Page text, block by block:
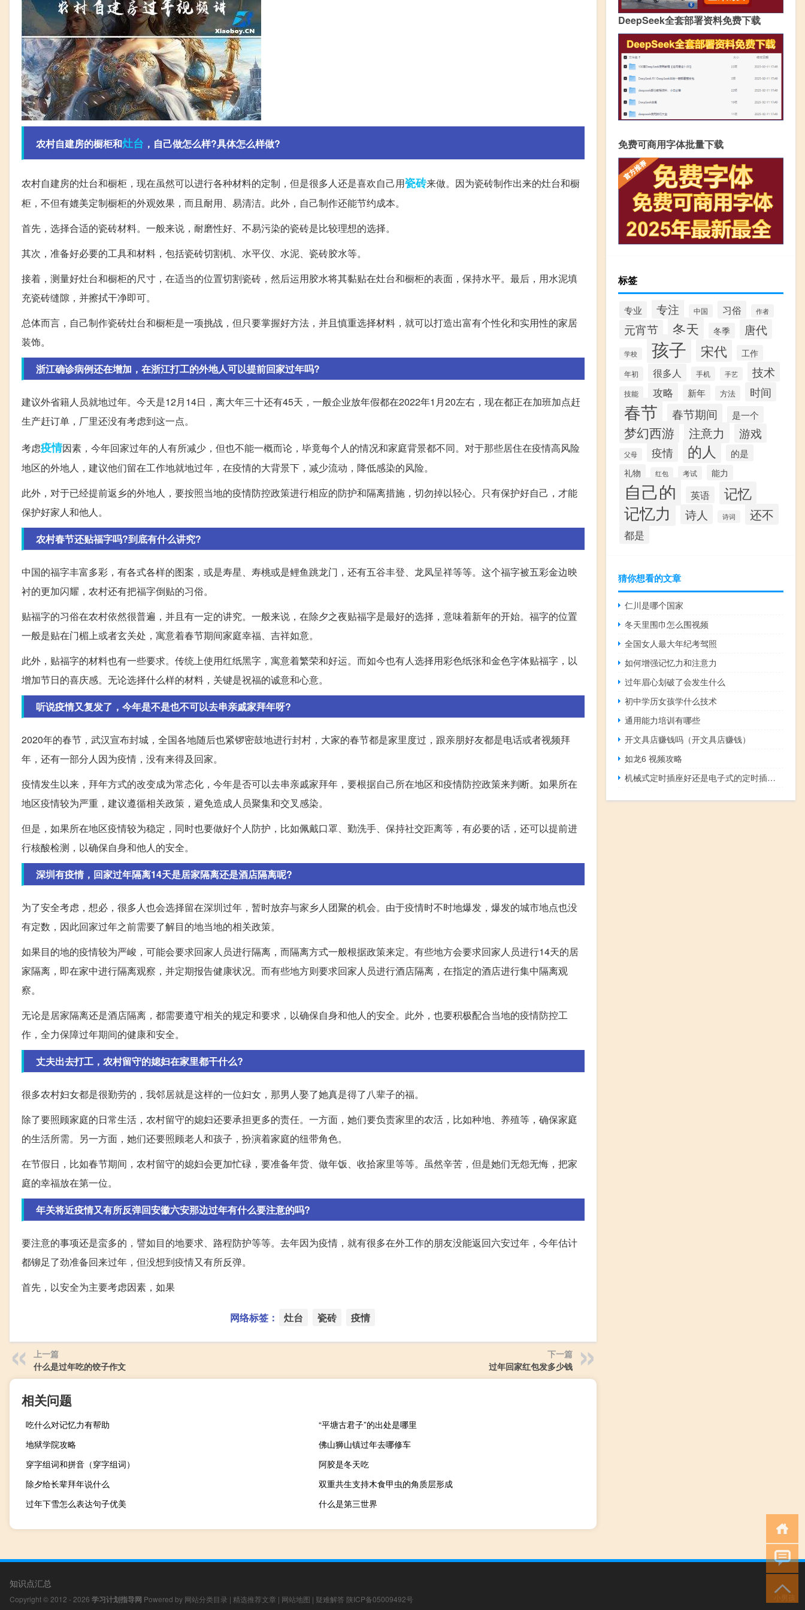
农村自建房的橱柜和灶台 ，自己做怎么样?具体怎么样做?
农村自建房的灶台和橱柜，现在虽然可以进行各种材料的定制，但是很多人还是喜欢自己用瓷砖来做。因为瓷砖制作出来的灶台和橱
柜，不但有媲美定制橱柜的外观效果，而且耐用、易清洁。此外，自己制作还能节约成本。
首先，选择合适的瓷砖材料。一般来说，耐磨性好、不易污染的瓷砖是比较理想的选择。
其次，准备好必要的工具和材料，包括瓷砖切割机、水平仪、水泥、瓷砖胶水等。
接着，测量好灶台和橱柜的尺寸，在适当的位置切割瓷砖，然后运用胶水将其黏贴在灶台和橱柜的表面，保持水平。最后，用水泥填
充瓷砖缝隙，并擦拭干净即可。
总体而言，自己制作瓷砖灶台和橱柜是一项挑战，但只要掌握好方法，并且慎重选择材料，就可以打造出富有个性化和实用性的家居
装饰。
浙江确诊病例还在增加，在浙江打工的外地人可以提前回家过年吗?
建议外省籍人员就地过年。今天是12月14日，离大年三十还有45天，一般企业放年假都在2022年1月20左右，现在都正在加班加点赶
生产赶订单，厂里还没有考虑到这一点。
考虑疫情因素，今年回家过年的人有所减少，但也不能一概而论，毕竟每个人的情况和家庭背景都不同。对于那些居住在疫情高风险
地区的外地人，建议他们留在工作地就地过年，在疫情的大背景下，减少流动，降低感染的风险。
此外，对于已经提前返乡的外地人，要按照当地的疫情防控政策进行相应的防护和隔离措施，切勿掉以轻心。只有保护好自己，才能
保护好家人和他人。
农村春节还贴福字吗?到底有什么讲究?
中国的福字丰富多彩，有各式各样的图案，或是寿星、寿桃或是鲤鱼跳龙门，还有五谷丰登、龙凤呈祥等等。这个福字被五彩金边映
衬的更加闪耀，农村还有把福字倒贴的习俗。
贴福字的习俗在农村依然很普遍，并且有一定的讲究。一般来说，在除夕之夜贴福字是最好的选择，意味着新年的开始。福字的位置
一般是贴在门楣上或者玄关处，寓意着春节期间家庭幸福、吉祥如意。
此外，贴福字的材料也有一些要求。传统上使用红纸黑字，寓意着繁荣和好运。而如今也有人选择用彩色纸张和金色字体贴福字，以
增加节日的喜庆感。无论选择什么样的材料，关键是祝福的诚意和心意。
听说疫情又复发了，今年是不是也不可以去串亲戚家拜年呀?
2020年的春节，武汉宣布封城，全国各地随后也紧锣密鼓地进行封村，大家的春节都是家里度过，跟亲朋好友都是电话或者视频拜
年，还有一部分人因为疫情，没有来得及回家。
疫情发生以来，拜年方式的改变成为常态化，今年是否可以去串亲戚家拜年，要根据自己所在地区和疫情防控政策来判断。如果所在
地区疫情较为严重，建议遵循相关政策，避免造成人员聚集和交叉感染。
但是，如果所在地区疫情较为稳定，同时也要做好个人防护，比如佩戴口罩、勤洗手、保持社交距离等，有必要的话，还可以提前进
行核酸检测，以确保自身和他人的安全。
深圳有疫情，回家过年隔离14天是居家隔离还是酒店隔离呢?
为了安全考虑，想必，很多人也会选择留在深圳过年，暂时放弃与家乡人团聚的机会。由于疫情时不时地爆发，爆发的城市地点也没
有定数，因此回家过年之前需要了解目的地当地的相关政策。
如果目的地的疫情较为严峻，可能会要求回家人员进行隔离，而隔离方式一般根据政策来定。有些地方会要求回家人员进行14天的居
家隔离，即在家中进行隔离观察，并定期报告健康状况。而有些地方则要求回家人员进行酒店隔离，在指定的酒店进行集中隔离观
察。
无论是居家隔离还是酒店隔离，都需要遵守相关的规定和要求，以确保自身和他人的安全。此外，也要积极配合当地的疫情防控工
作，全力保障过年期间的健康和安全。
丈夫出去打工，农村留守的媳妇在家里都干什么?
很多农村妇女都是很勤劳的，我邻居就是这样的一位妇女，那男人娶了她真是得了八辈子的福。
除了要照顾家庭的日常生活，农村留守的媳妇还要承担更多的责任。一方面，她们要负责家里的农活，比如种地、养殖等，确保家庭
的生活所需。另一方面，她们还要照顾老人和孩子，扮演着家庭的纽带角色。
在节假日，比如春节期间，农村留守的媳妇会更加忙碌，要准备年货、做年饭、收拾家里等等。虽然辛苦，但是她们无怨无悔，把家
庭的幸福放在第一位。
年关将近疫情又有所反弹回安徽六安那边过年有什么要注意的吗?
要注意的事项还是蛮多的，譬如目的地要求、路程防护等等。去年因为疫情，就有很多在外工作的朋友没能返回六安过年，今年估计
都铆足了劲准备回来过年，但没想到疫情又有所反弹。
首先，以安全为主要考虑因素，如果
网络标签： 灶台 瓷砖 疫情
上一篇
什么是过年吃的饺子作文
下一篇
过年回家红包发多少钱
相关问题
吃什么对记忆力有帮助
“平塘古君子”的出处是哪里
地狱学院攻略
佛山狮山镇过年去哪修车
穿字组词和拼音（穿字组词）
阿胶是冬天吃
除夕给长辈拜年说什么
双重共生支持木食甲虫的角质层形成
过年下雪怎么表达句子优美
什么是第三世界
DeepSeek全套部署资料免费下载
免费可商用字体批量下载
标签
专业 专注 中国 习俗 作者
元宵节 冬天 冬季 唐代
学校 孩子 宋代 工作
年初 很多人 手机 手艺 技术
技能 攻略 新年 方法 时间
春节 春节期间 是一个
梦幻西游 注意力 游戏
父母 疫情 的人 的是
礼物 红包 考试 能力
自己的 英语 记忆
记忆力 诗人 诗词 还不
都是
猜你想看的文章
仁川是哪个国家
冬天里围巾怎么围视频
全国女人最大年纪考驾照
如何增强记忆力和注意力
过年眉心划破了会发生什么
初中学历女孩学什么技术
通用能力培训有哪些
开文具店赚钱吗（开文具店赚钱）
如龙6 视频攻略
机械式定时插座好还是电子式的定时插座好
知识点汇总
Copyright © 2012 - 2026 学习计划指导网 Powered by 网站分类目录 | 精选推荐文章 | 网站地图 | 疑难解答 陕ICP备05009492号